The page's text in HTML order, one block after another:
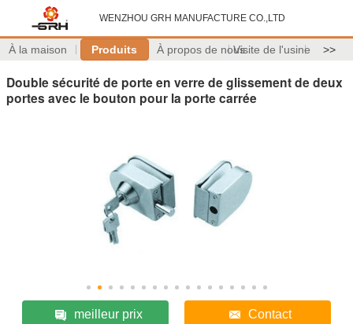
WENZHOU GRH MANUFACTURE CO.,LTD
À la maison Produits À propos de nousVisite de l'usine >>
Double sécurité de porte en verre de glissement de deux
portes avec le bouton pour la porte carrée
meilleur prix Contact